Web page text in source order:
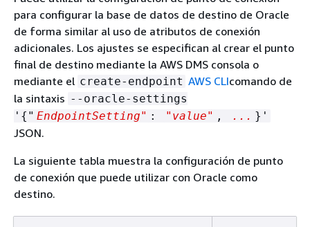
para configurar la base de datos de destino de Oracle
de forma similar al uso de atributos de conexión
adicionales. Los ajustes se especifican al crear el punto
final de destino mediante la AWS DMS consola o
mediante el create-endpoint AWS CLIcomando de
la sintaxis --oracle-settings
' { " EndpointSetting" : "value" , ... }'
JSON.
La siguiente tabla muestra la configuración de punto
de conexión que puede utilizar con Oracle como
destino.